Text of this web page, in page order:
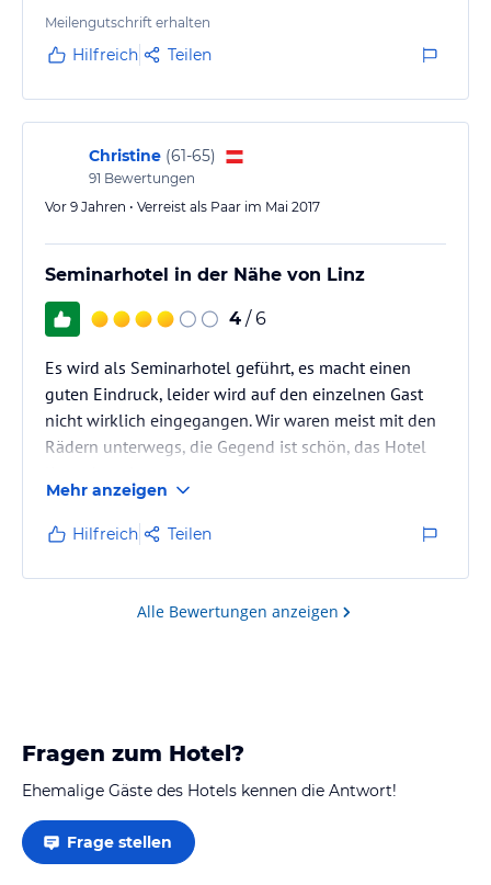
Meilengutschrift erhalten
Hilfreich Teilen
Christine (61-65)
91 Bewertungen
Vor 9 Jahren • Verreist als Paar im Mai 2017
Seminarhotel in der Nähe von Linz
4 / 6
Es wird als Seminarhotel geführt, es macht einen
guten Eindruck, leider wird auf den einzelnen Gast
nicht wirklich eingegangen. Wir waren meist mit den
Rädern unterwegs, die Gegend ist schön, das Hotel
Mehr anzeigen
Hilfreich Teilen
Alle Bewertungen anzeigen
Fragen zum Hotel?
Ehemalige Gäste des Hotels kennen die Antwort!
Frage stellen